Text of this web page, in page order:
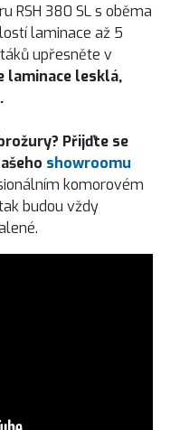
RSH 380 SL s oběma
laminace až 5
upřesněte v
laminace lesklá,
Přijďte se
showroomu
komorovém
budou vždy